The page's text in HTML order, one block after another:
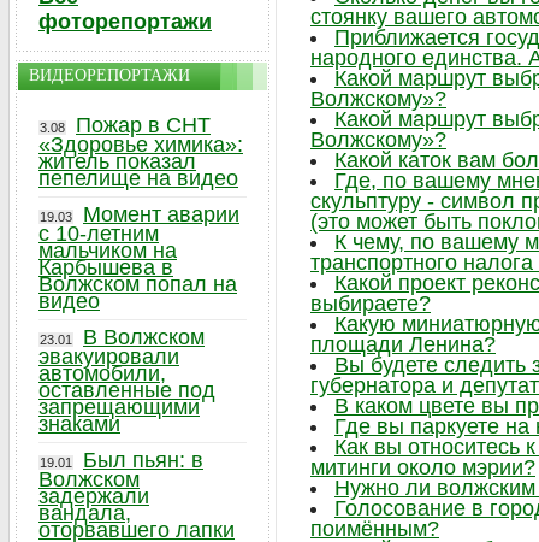
стоянку вашего
Приближается
народного единства.
Какой маршрут
Волжскому»?
Какой маршрут
Волжскому»?
Какой каток вам
Где, по вашему
скульптуру - символ
(это может быть
К чему, по вашему
транспортного
Какой проект
выбираете?
Какую миниатюрную
площади Ленина?
Вы будете
губернатора и
В каком цвете вы
Где вы паркуете на
Как вы относитесь
митинги около мэрии?
Нужно ли волжским
Голосование в
поимённым?
фоторепортажи
ВИДЕОРЕПОРТАЖИ
3.08
Пожар в СНТ
«Здоровье химика»:
житель показал
пепелище на видео
19.03
Момент аварии
с 10-летним
мальчиком на
Карбышева в
Волжском попал на
видео
23.01
В Волжском
эвакуировали
автомобили,
оставленные под
запрещающими
знаками
19.01
Был пьян: в
Волжском
задержали
вандала,
оторвавшего лапки